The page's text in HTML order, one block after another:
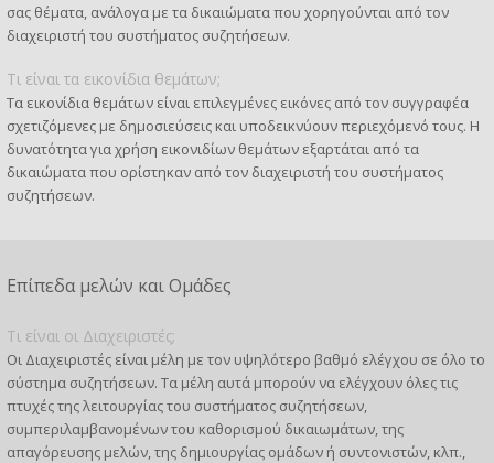
σας θέματα, ανάλογα με τα δικαιώματα που χορηγούνται από τον
διαχειριστή του συστήματος συζητήσεων.
Τι είναι τα εικονίδια θεμάτων;
Τα εικονίδια θεμάτων είναι επιλεγμένες εικόνες από τον συγγραφέα
σχετιζόμενες με δημοσιεύσεις και υποδεικνύουν περιεχόμενό τους. Η
δυνατότητα για χρήση εικονιδίων θεμάτων εξαρτάται από τα
δικαιώματα που ορίστηκαν από τον διαχειριστή του συστήματος
συζητήσεων.
Επίπεδα μελών και Ομάδες
Τι είναι οι Διαχειριστές;
Οι Διαχειριστές είναι μέλη με τον υψηλότερο βαθμό ελέγχου σε όλο το
σύστημα συζητήσεων. Τα μέλη αυτά μπορούν να ελέγχουν όλες τις
πτυχές της λειτουργίας του συστήματος συζητήσεων,
συμπεριλαμβανομένων του καθορισμού δικαιωμάτων, της
απαγόρευσης μελών, της δημιουργίας ομάδων ή συντονιστών, κλπ.,